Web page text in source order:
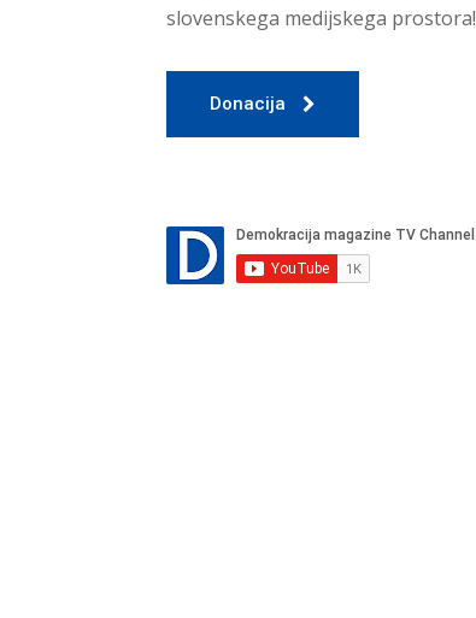
slovenskega medijskega prostora!
Donacija